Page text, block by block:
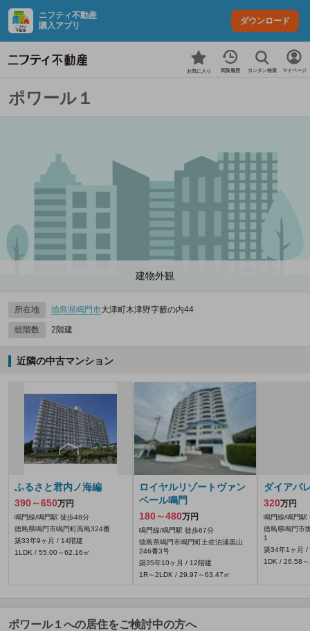
ニフティ不動産
購入アプリ
ダウンロード
お気に入り 閲覧履歴 カンタン検索 マイページ
ポワール１
建物外観
所在地 徳島県鳴門市大津町木津野字籔の内44
総階数 2階建
近隣の中古マンション
ふるさと君内ノ海編
390～650万円
鳴門線/鳴門駅 徒歩48分
徳島県鳴門市鳴門町高島324番
築33年9ヶ月 / 14階建
1LDK / 55.00～62.16㎡
ロイヤルリゾートヴァン
ベール鳴門
180～480万円
鳴門線/鳴門駅 徒歩67分
徳島県鳴門市鳴門町土佐泊浦黒山
246番3号
築35年10ヶ月 / 12階建
1R～2LDK / 29.97～63.47㎡
ダイアパ
320万円
鳴門線/鳴門駅
徳島県鳴門市
1
築34年1ヶ月 /
1DK / 26.58
ポワール１への居住をご検討中の方へ